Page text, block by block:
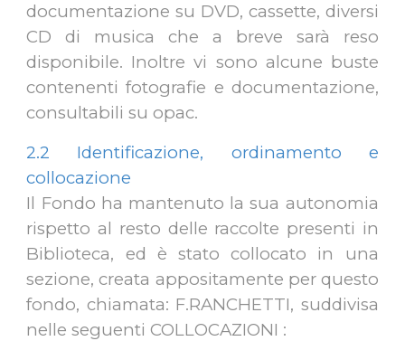
documentazione su DVD, cassette, diversi
CD di musica che a breve sarà reso
disponibile. Inoltre vi sono alcune buste
contenenti fotografie e documentazione,
consultabili su opac.
2.2 Identificazione, ordinamento e
collocazione
Il Fondo ha mantenuto la sua autonomia
rispetto al resto delle raccolte presenti in
Biblioteca, ed è stato collocato in una
sezione, creata appositamente per questo
fondo, chiamata: F.RANCHETTI, suddivisa
nelle seguenti COLLOCAZIONI :